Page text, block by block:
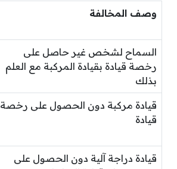
وصف المخالفة
السماح لشخص غير حاصل على
رخصة قيادة بقيادة المركبة مع العلم
بذلك
قيادة مركبة دون الحصول على رخصة
قيادة
قيادة دراجة آلية دون الحصول على